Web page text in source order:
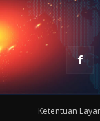
Ketentuan